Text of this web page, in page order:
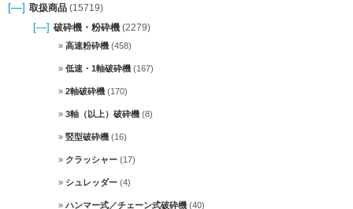
[—] 取扱商品 (15719)
[—] 破砕機・粉砕機 (2279)
高速粉砕機 (458)
低速・1軸破砕機 (167)
2軸破砕機 (170)
3軸（以上）破砕機 (8)
竪型破砕機 (16)
クラッシャー (17)
シュレッダー (4)
ハンマー式／チェーン式破砕機 (40)